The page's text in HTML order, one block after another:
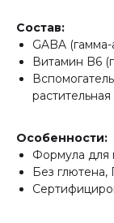
Состав:
GABA
Витамин B6
растительная
Особенности:
Формула для
Без